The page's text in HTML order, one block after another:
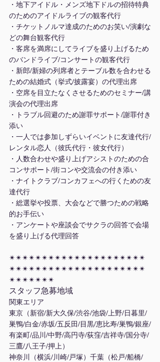
・地下アイドル・メンズ地下ドルの招待特典
のためのアイドルライブの観客代行
・チケットノルマ達成のためのお笑い/演劇な
どの舞台観客代行
・客席を満席にしてライブを盛り上げるため
のバンドライブ/コンサートの観客代行
・新郎/新婦の列席者とテーブル数を合わせる
ための結婚式（挙式/披露宴）の代理出席
・空席を目立たなくさせるためのセミナー/講
演会の代理出席
・トラブル回避のため謝罪サポート/謝罪付き
添い
・一人では参加しずらいイベントに友達代行/
レンタル恋人（彼氏代行・彼女代行）
・人数合わせや盛り上げアシストのための合
コンサポート/街コンや交流会の付き添い
・ナイトクラブ/コンカフェへの行くための友
達代行
・総選挙や投票、大会などで勝つための戦略
的お手伝い
・アンケートや座談会でサクラの回答で会場
を盛り上げる代理回答
✴︎✴︎✴︎✴︎✴︎✴︎✴︎✴︎✴︎✴︎✴︎✴︎✴︎✴︎✴︎✴︎✴︎✴︎✴︎✴︎✴︎
✴︎✴︎✴︎✴︎✴︎✴︎✴︎✴︎✴︎✴︎✴︎✴︎✴︎✴︎✴︎✴︎✴︎✴︎✴︎✴︎✴︎
✴︎✴︎✴︎✴︎✴︎✴︎✴︎
スタッフ急募地域
関東エリア
東京（新宿/新大久保/渋谷/池袋/上野/日暮里/
巣鴨/白金/赤坂/五反田/目黒/恵比寿/巣鴨/銀座/
有楽町/品川/中野/高円寺/荻窪/吉祥寺/国分寺/
三鷹/八王子/押上）
神奈川（横浜/川崎/戸塚）千葉（松戸/船橋/